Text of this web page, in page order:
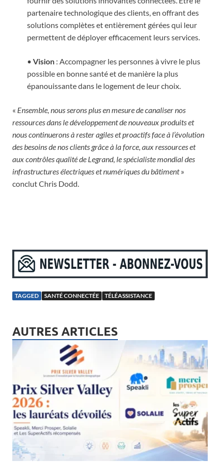
partenaire technologique des clients, en offrant des
solutions complètes et entièrement gérées qui leur
permettent de déployer efficacement leurs services.
• Vision : Accompagner les personnes à vivre le plus
possible en bonne santé et de manière la plus
épanouissante dans le logement de leur choix.
« Ensemble, nous serons plus en mesure de canaliser nos
ressources dans le développement de nouveaux produits et
nous continuerons à rester agiles et proactifs face à l’évolution
des besoins de nos clients grâce à la force, aux ressources et
aux contrôles qualité de Legrand, le spécialiste mondial des
infrastructures électriques et numériques du bâtiment»
conclut Chris Dodd.
TAGGED SANTÉ CONNECTÉE TÉLÉASSISTANCE
AUTRES ARTICLES